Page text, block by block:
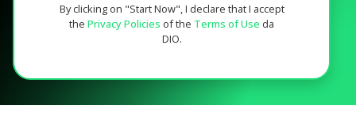
By clicking on "Start Now", I declare that I accept
the Privacy Policies of the Terms of Use da
DIO.